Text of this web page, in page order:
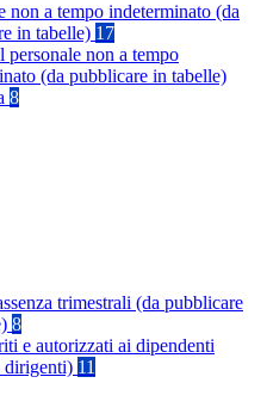
non a tempo indeterminato (da
in tabelle) 17
personale non a tempo
(da pubblicare in tabelle)
8
trimestrali (da pubblicare
8
e autorizzati ai dipendenti
dirigenti) 11